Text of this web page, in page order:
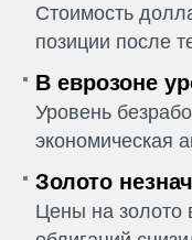
Стоимость
позиции после
В еврозоне
Уровень
экономическая
Золото
Цены на золото